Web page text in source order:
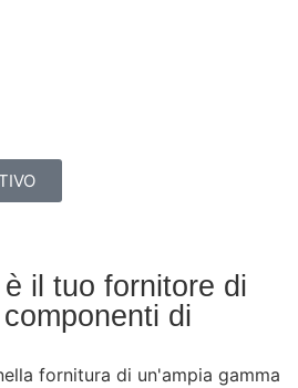
il tuo fornitore di
di
fornitura di un'ampia gamma